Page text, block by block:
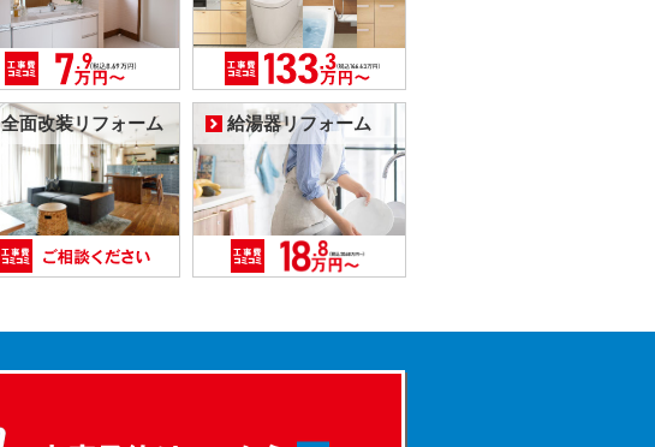
全面改装リフォーム 給湯器リフォーム